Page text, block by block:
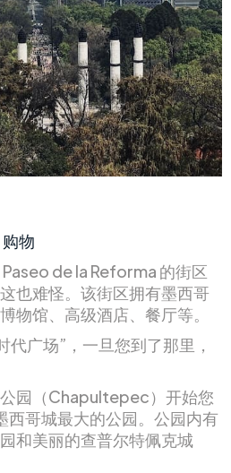
物
de la Reforma 的街区
也难怪。该街区拥有墨西哥
物馆、高级酒店、餐厅等。
代广场”，一旦您到了那里，
园（Chapultepec）开始您
西哥城最大的公园。公园内有
和美丽的查普尔特佩克城